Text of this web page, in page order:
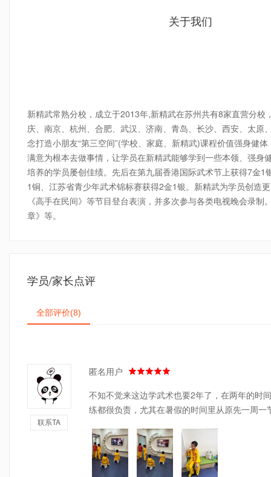
关于我们
新精武常熟分校，成立于2013年,新精武在苏州共有8家直营分
庆、南京、杭州、合肥、武汉、济南、青岛、长沙、西安、太
念打造小朋友“第三空间”(学校、家庭、新精武)课程价值强身健
满意为根本去做事情，让学员在新精武能够学到一些本领、强
培养的学员屡创佳绩。先后在第九届香港国际武术节上获得7金
1铜、江苏省青少年武术锦标赛获得2金1银。新精武为学员创造
《高手在民间》等节目登台表演，并多次参与各类电视晚会录
章》等。
学员/家长点评
全部评价(8)
联系TA
匿名用户
不知不觉来这边学武术也要2年了，在两年的时
练都很负责，尤其在暑假的时间里从原先一周